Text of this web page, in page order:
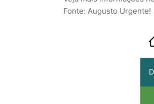
Fonte: Augusto Urgente!